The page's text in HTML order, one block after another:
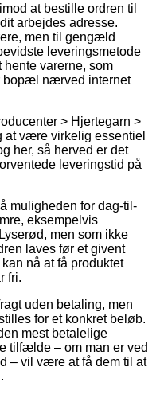
at bestille ordren til
arbejdes adresse.
men til gengæld
leveringsmetode
varerne, som
bopæl nærved internet
> Hjertegarn >
at være virkelig essentiel
her, så herved er det
leveringstid på
muligheden for dag-til-
eksempelvis
men som ikke
laves før et givent
nå at få produktet
fri.
uden betaling, men
for et konkret beløb.
mest betalelige
tilfælde – om man er ved
– vil være at få dem til at